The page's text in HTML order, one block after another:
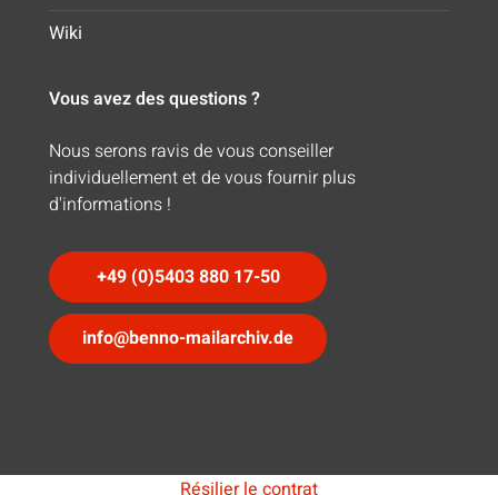
Wiki
Vous avez des questions ?
Nous serons ravis de vous conseiller
individuellement et de vous fournir plus
d'informations !
+49 (0)5403 880 17-50
info@benno-mailarchiv.de
Résilier le contrat